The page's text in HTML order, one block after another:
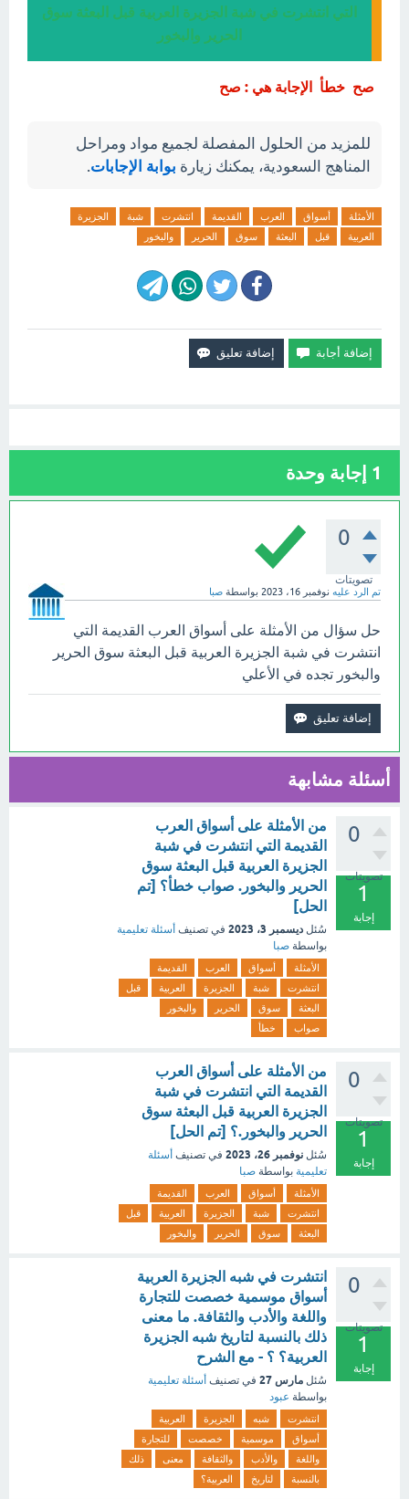
التي انتشرت في شبة الجزيرة العربية قبل البعثة سوق
الحرير والبخور
صح خطأ الإجابة هي : صح
للمزيد من الحلول المفصلة لجميع مواد ومراحل
المناهج السعودية، يمكنك زيارة بوابة الإجابات.
الأمثلة أسواق العرب القديمة انتشرت شبة
الجزيرة
العربية
قبل البعثة سوق الحرير والبخور
1 إجابة وحدة
0
تصويتات
تم الرد عليه نوفمبر 16، 2023 بواسطة صبا
حل سؤال من الأمثلة على أسواق العرب القديمة التي
انتشرت في شبة الجزيرة العربية قبل البعثة سوق الحرير
والبخور تجده في الأعلي
أسئلة مشابهة
0
تصويتات
1
إجابة
من الأمثلة على أسواق العرب
القديمة التي انتشرت في شبة
الجزيرة العربية قبل البعثة سوق
الحرير والبخور. صواب خطأ؟ [تم
الحل]
سُئل ديسمبر 3، 2023 في تصنيف أسئلة تعليمية
بواسطة صبا
الأمثلة أسواق العرب
القديمة
انتشرت
شبة الجزيرة العربية
قبل
البعثة
سوق الحرير
والبخور
صواب
خطأ
0
تصويتات
1
إجابة
من الأمثلة على أسواق العرب
القديمة التي انتشرت في شبة
الجزيرة العربية قبل البعثة سوق
الحرير والبخور.؟ [تم الحل]
سُئل نوفمبر 26، 2023 في تصنيف أسئلة
تعليمية بواسطة صبا
الأمثلة أسواق العرب
القديمة
انتشرت
شبة الجزيرة العربية
قبل
البعثة
سوق الحرير والبخور
0
تصويتات
1
إجابة
انتشرت في شبه الجزيرة العربية
أسواق موسمية خصصت للتجارة
واللغة والأدب والثقافة. ما معنى
ذلك بالنسبة لتاريخ شبه الجزيرة
العربية؟ ؟ - مع الشرح
سُئل مارس 27 في تصنيف أسئلة تعليمية
بواسطة عبود
انتشرت شبه الجزيرة
العربية
أسواق
موسمية خصصت
للتجارة
واللغة
والأدب والثقافة معنى
ذلك
بالنسبة
لتاريخ العربية؟